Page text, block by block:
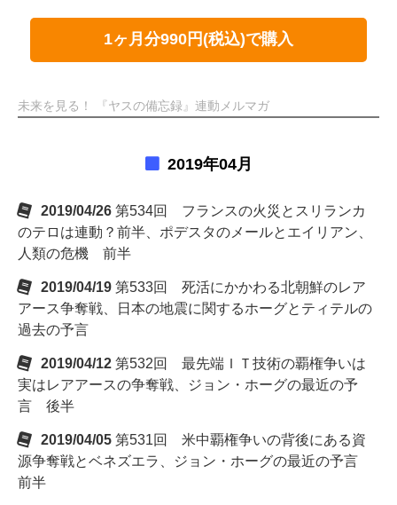
1ヶ月分990円(税込)で購入
未来を見る！ 『ヤスの備忘録』連動メルマガ
2019年04月
2019/04/26 第534回 フランスの火災とスリランカ
のテロは連動？前半、ポデスタのメールとエイリアン、
人類の危機 前半
2019/04/19 第533回 死活にかかわる北朝鮮のレア
アース争奪戦、日本の地震に関するホーグとティテルの
過去の予言
2019/04/12 第532回 最先端ＩＴ技術の覇権争いは
実はレアアースの争奪戦、ジョン・ホーグの最近の予
言 後半
2019/04/05 第531回 米中覇権争いの背後にある資
源争奪戦とベネズエラ、ジョン・ホーグの最近の予言
前半